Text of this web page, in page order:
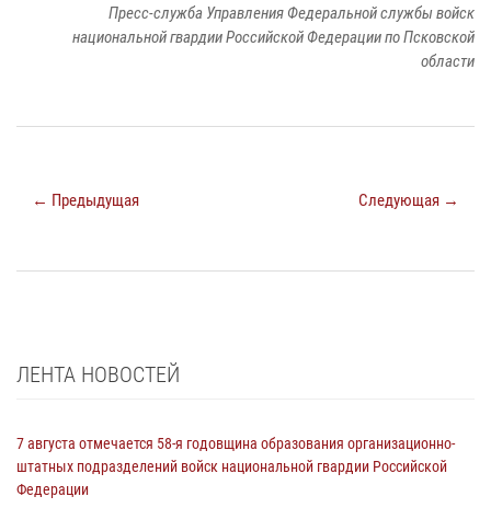
Пресс-служба Управления Федеральной службы войск
национальной гвардии Российской Федерации по Псковской
области
← Предыдущая Следующая →
ЛЕНТА НОВОСТЕЙ
7 августа отмечается 58-я годовщина образования организационно-
штатных подразделений войск национальной гвардии Российской
Федерации